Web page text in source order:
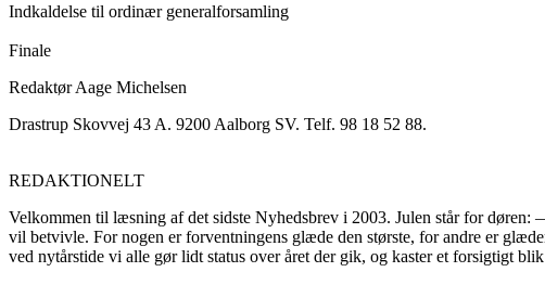
Indkaldelse til ordinær generalforsamling
Finale
Redaktør Aage Michelsen
Drastrup Skovvej 43 A. 9200 Aalborg SV. Telf. 98 18 52 88.
REDAKTIONELT
Velkommen til læsning af det sidste Nyhedsbrev i 2003. Julen står for
vil betvivle. For nogen er forventningens glæde den største, for andre er
ved nytårstide vi alle gør lidt status over året der gik, og kaster et forsigtigt